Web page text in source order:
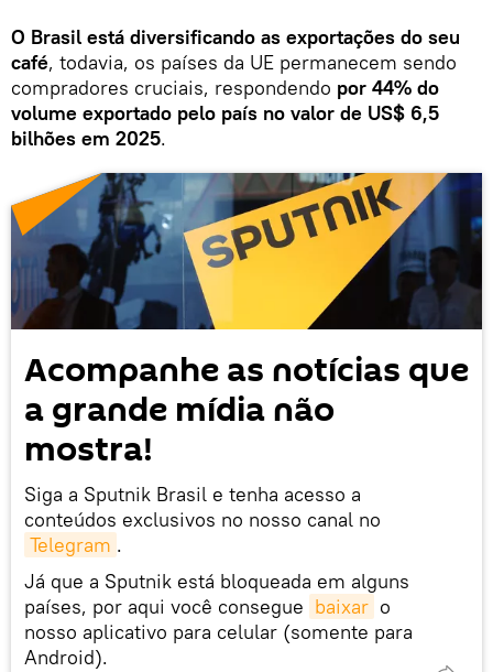
O Brasil está diversificando as exportações do seu
café, todavia, os países da UE permanecem sendo
compradores cruciais, respondendo por 44% do
volume exportado pelo país no valor de US$ 6,5
bilhões em 2025.
Acompanhe as notícias que
a grande mídia não
mostra!
Siga a Sputnik Brasil e tenha acesso a
conteúdos exclusivos no nosso canal no
Telegram .
Já que a Sputnik está bloqueada em alguns
países, por aqui você consegue baixar o
nosso aplicativo para celular (somente para
Android).